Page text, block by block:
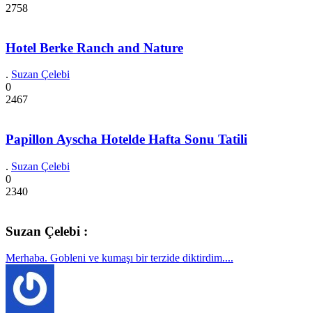
2758
Hotel Berke Ranch and Nature
. Suzan Çelebi
0
2467
Papillon Ayscha Hotelde Hafta Sonu Tatili
. Suzan Çelebi
0
2340
Suzan Çelebi :
Merhaba. Gobleni ve kumaşı bir terzide diktirdim....